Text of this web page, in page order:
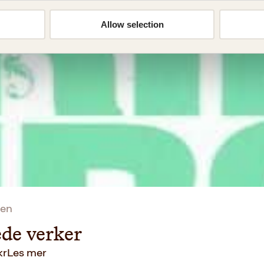
Allow selection
verker
Les mer
verker
Les mer